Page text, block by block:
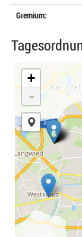
Gremium:
6
6
6
6
6
6
+
-